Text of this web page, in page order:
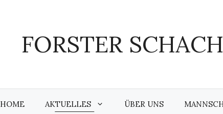
FORSTER
HOME AKTUELLES ÜBER UNS